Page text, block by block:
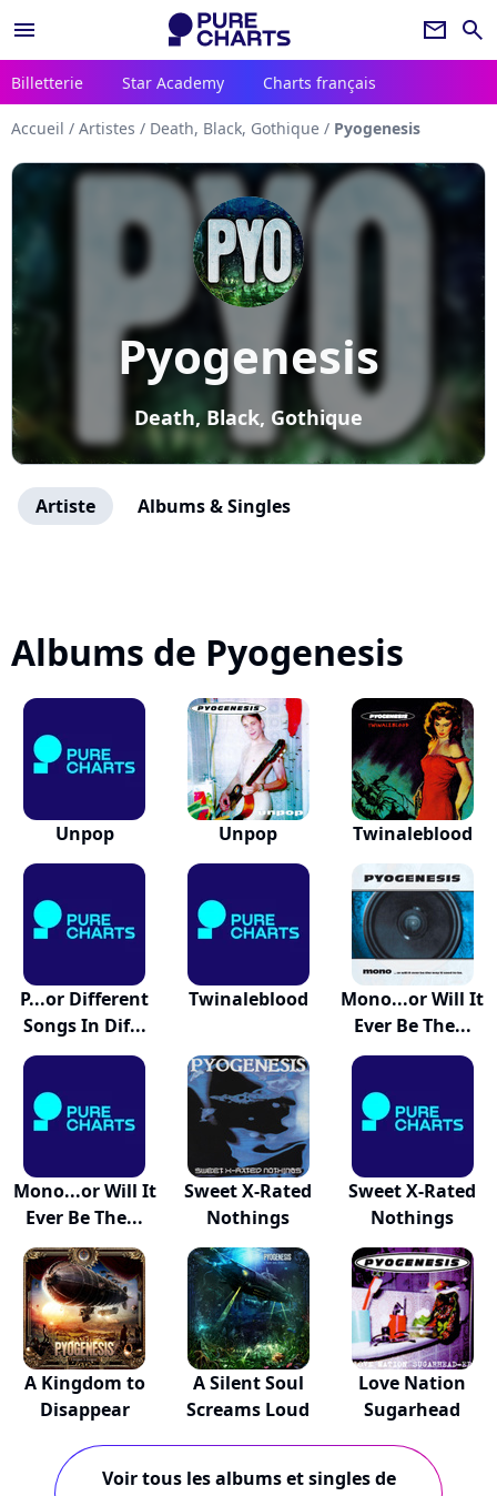
menu newsletter search
Billetterie Star Academy Charts français
Accueil / Artistes / Death, Black, Gothique / Pyogenesis
Pyogenesis
Death, Black, Gothique
Artiste Albums & Singles
Albums de Pyogenesis
Unpop Unpop Twinaleblood
P...or Different
Songs In Dif...
Twinaleblood
Mono...or Will It
Ever Be The...
Mono...or Will It
Ever Be The...
Sweet X-Rated
Nothings
Sweet X-Rated
Nothings
A Kingdom to
Disappear
A Silent Soul
Screams Loud
Love Nation
Sugarhead
Voir tous les albums et singles de